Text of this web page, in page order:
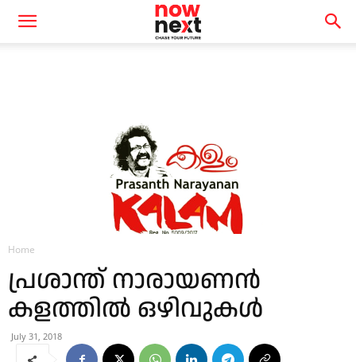
Home
പ്രശാന്ത് നാരായണന്‍
കളത്തില്‍ ഒഴിവുകള്‍
July 31, 2018